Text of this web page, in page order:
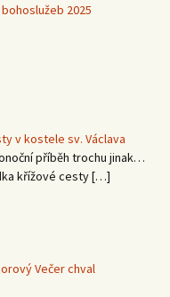
2025
v kostele sv. Václava
příběh trochu jinak…
křížové cesty[…]
Večer chval